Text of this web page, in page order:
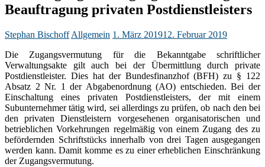
Beauftragung privaten Postdienstleisters
Stephan Bischoff Allgemein 1. März 201912. Februar 2019
Die Zugangsvermutung für die Bekanntgabe schriftlicher
Verwaltungsakte gilt auch bei der Übermittlung durch private
Postdienstleister. Dies hat der Bundesfinanzhof (BFH) zu § 122
Absatz 2 Nr. 1 der Abgabenordnung (AO) entschieden. Bei der
Einschaltung eines privaten Postdienstleisters, der mit einem
Subunternehmer tätig wird, sei allerdings zu prüfen, ob nach den bei
den privaten Dienstleistern vorgesehenen organisatorischen und
betrieblichen Vorkehrungen regelmäßig von einem Zugang des zu
befördernden Schriftstücks innerhalb von drei Tagen ausgegangen
werden kann. Damit komme es zu einer erheblichen Einschränkung
der Zugangsvermutung.